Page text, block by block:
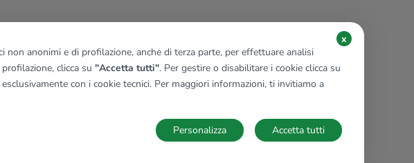
anonimi e di profilazione, anche di terza parte, per effettuare analisi
clicca su "Accetta tutti". Per gestire o disabilitare i cookie clicca su
con i cookie tecnici. Per maggiori informazioni, ti invitiamo a
x
Accetta tutti
Personalizza